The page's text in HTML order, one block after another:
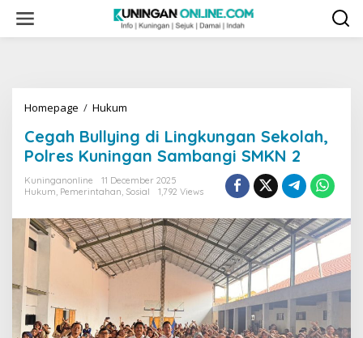
content
Homepage / Hukum
di
Lingkungan
Sekolah,
Polres
Kuningan
SMKN
2
Cegah Bullying di Lingkungan Sekolah,
Polres Kuningan Sambangi SMKN 2
Kuninganonline
11 December 2025
Hukum, Pemerintahan, Sosial 1,792 Views